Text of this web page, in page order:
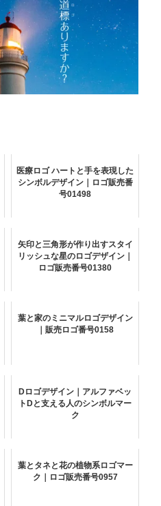
医療ロゴ ハートと手を表現した
シンボルデザイン｜ロゴ販売番
号01498
矢印と三角形が作り出すスタイ
リッシュな星のロゴデザイン｜
ロゴ販売番号01380
葉と家のミニマルロゴデザイン
｜販売ロゴ番号0158
Dロゴデザイン｜アルファベッ
トDと支える人のシンボルマー
ク
葉とタネと花の植物系ロゴマー
ク｜ロゴ販売番号0957